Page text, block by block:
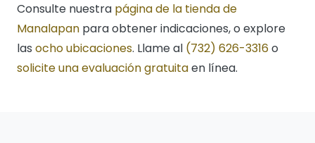
Consulte nuestra página de la tienda de
Manalapan para obtener indicaciones, o explore
las ocho ubicaciones. Llame al (732) 626-3316o
solicite una evaluación gratuitaen línea.